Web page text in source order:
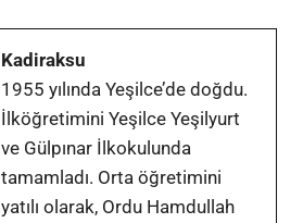
Kadiraksu
1955 yılında Yeşilce’de doğdu.
İlköğretimini Yeşilce Yeşilyurt
ve Gülpınar İlkokulunda
tamamladı. Orta öğretimini
yatılı olarak, Ordu Hamdullah